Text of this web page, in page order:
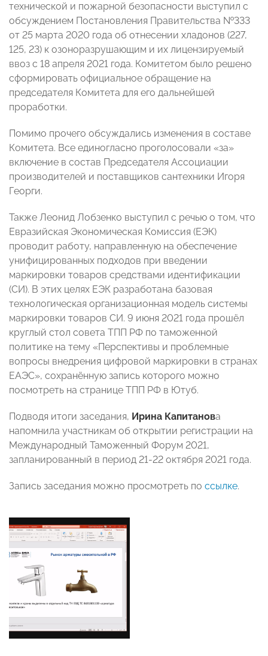
технической и пожарной безопасности выступил с
обсуждением Постановления Правительства №333
от 25 марта 2020 года об отнесении хладонов (227,
125, 23) к озоноразрушающим и их лицензируемый
ввоз с 18 апреля 2021 года. Комитетом было решено
сформировать официальное обращение на
председателя Комитета для его дальнейшей
проработки.
Помимо прочего обсуждались изменения в составе
Комитета. Все единогласно проголосовали «за»
включение в состав Председателя Ассоциации
производителей и поставщиков сантехники Игоря
Георги.
Также Леонид Лобзенко выступил с речью о том, что
Евразийская Экономическая Комиссия (ЕЭК)
проводит работу, направленную на обеспечение
унифицированных подходов при введении
маркировки товаров средствами идентификации
(СИ). В этих целях ЕЭК разработана базовая
технологическая организационная модель системы
маркировки товаров СИ. 9 июня 2021 года прошёл
круглый стол совета ТПП РФ по таможенной
политике на тему «Перспективы и проблемные
вопросы внедрения цифровой маркировки в странах
ЕАЭС», сохранённую запись которого можно
посмотреть на странице ТПП РФ в Ютуб.
Подводя итоги заседания, Ирина Капитанова
напомнила участникам об открытии регистрации на
Международный Таможенный Форум 2021,
запланированный в период 21-22 октября 2021 года.
Запись заседания можно просмотреть по ссылке.